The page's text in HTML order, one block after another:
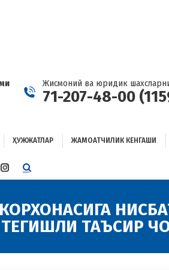
Жисмоний ва юридик
71-207-48-00
ҲУЖЖАТЛАР ЖАМОАТЧИЛИК КЕНГАШИ
INSTAGRAM
IN
NEW
WINDOW
ТАЪСИР